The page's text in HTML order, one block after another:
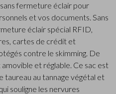
fermeture éclair pour
et vos documents. Sans
éclair spécial RFID,
cartes de crédit et
contre le skimming. De
et réglable. Ce sac est
taureau au tannage végétal et
souligne les nervures